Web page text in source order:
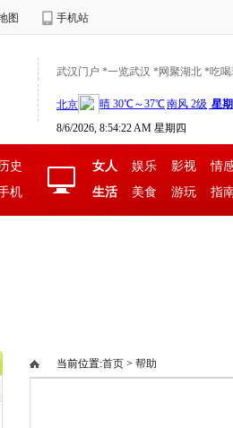
图 手机站
武汉门户 *一览武汉 *网聚湖北 *吃
8/6/2026, 8:54:22 AM 星期四
史
机
女人 娱乐 影视 情
生活
美食 游玩 指
当前位置:首页 > 帮助